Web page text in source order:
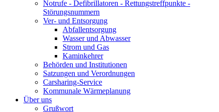
Notrufe - Defibrillatoren - Rettungstreffpunkte -
Störungsnummern
Ver- und Entsorgung
Abfallentsorgung
Wasser und Abwasser
Strom und Gas
Kaminkehrer
Behörden und Institutionen
Satzungen und Verordnungen
Carsharing-Service
Kommunale Wärmeplanung
Über uns
Grußwort